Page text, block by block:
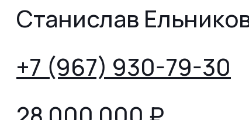
Станислав
+7 (967) 930-79-30